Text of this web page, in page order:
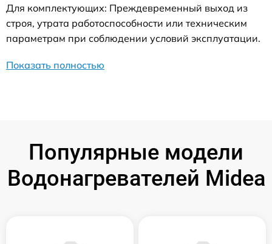
Для комплектующих: Преждевременный выход из
строя, утрата работоспособности или техническим
параметрам при соблюдении условий эксплуатации.
Показать полностью
Популярные модели
Водонагревателей Midea